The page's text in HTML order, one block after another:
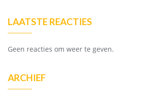
LAATSTE REACTIES
Geen reacties om weer te geven.
ARCHIEF